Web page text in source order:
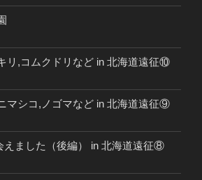
リ,コムクドリなど in 北海道遠征⑩
マシコ,ノゴマなど in 北海道遠征⑨
えました（後編） in 北海道遠征⑧